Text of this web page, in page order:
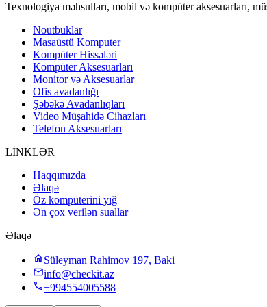
Texnologiya məhsulları, mobil və kompüter aksesuarları,
Noutbuklar
Masaüstü Komputer
Kompüter Hissələri
Kompüter Aksesuarları
Monitor və Aksesuarlar
Ofis avadanlığı
Şəbəkə Avadanlıqları
Video Müşahidə Cihazları
Telefon Aksesuarları
LİNKLƏR
Haqqımızda
Əlaqə
Öz kompüterini yığ
Ən çox verilən suallar
Əlaqə
Süleyman Rahimov 197, Baki
info@checkit.az
+994554005588